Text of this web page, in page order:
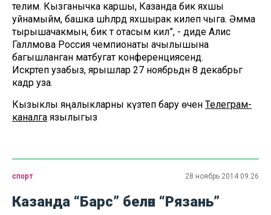
телим. Кызганычка каршы, Казанда бик яхшы
уйнамыйм, башка шәһәләрдә яхшырак килеп чыга. Әмма
тырышачакмын, бик тә отасым килә”, - диде Алисә
Галләмова Россия чемпионаты ачылышына
багышланган матбугат конференциясендә.
Искәртеп узабыз, ярышлар 27 ноябрьдән 8 декабрьгә
кадәр уза.
Кызыклы яңалыкларны күзәтеп бару өчен Телеграм-
каналга язылыгыз
спорт 28 ноябрь 2014 09:26
Казанда “Барс” белән “Рязань”